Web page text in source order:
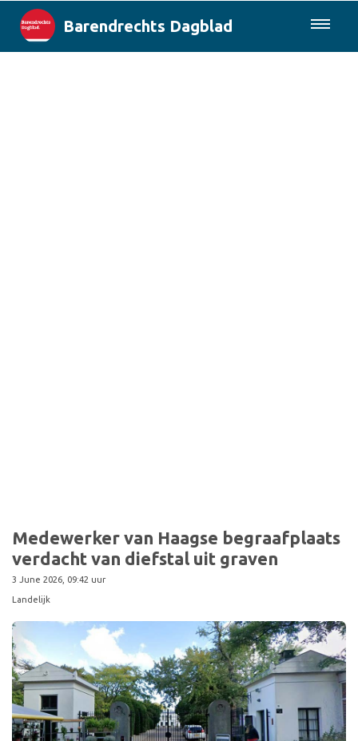
Barendrechts Dagblad
Medewerker van Haagse begraafplaats
verdacht van diefstal uit graven
3 June 2026, 09:42 uur
Landelijk